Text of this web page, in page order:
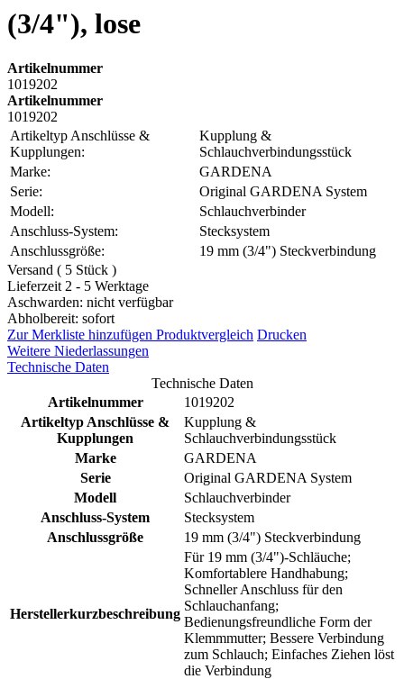
(3/4"), lose
Artikelnummer
1019202
Artikelnummer
1019202
Artikeltyp Anschlüsse &
Kupplungen:
Kupplung &
Schlauchverbindungsstück
Marke:
GARDENA
Serie:
Original GARDENA System
Modell:
Schlauchverbinder
Anschluss-System:
Stecksystem
Anschlussgröße:
19 mm (3/4") Steckverbindung
Versand ( 5 Stück )
Lieferzeit 2 - 5 Werktage
Aschwarden: nicht verfügbar
Abholbereit: sofort
Zur Merkliste hinzufügen Produktvergleich Drucken
Weitere Niederlassungen
Technische Daten
Technische Daten
Artikelnummer
1019202
Artikeltyp Anschlüsse &
Kupplungen
Kupplung &
Schlauchverbindungsstück
Marke
GARDENA
Serie
Original GARDENA System
Modell
Schlauchverbinder
Anschluss-System
Stecksystem
Anschlussgröße
19 mm (3/4") Steckverbindung
Herstellerkurzbeschreibung
Für 19 mm (3/4")-Schläuche;
Komfortablere Handhabung;
Schneller Anschluss für den
Schlauchanfang;
Bedienungsfreundliche Form der
Klemmmutter; Bessere Verbindung
zum Schlauch; Einfaches Ziehen löst
die Verbindung